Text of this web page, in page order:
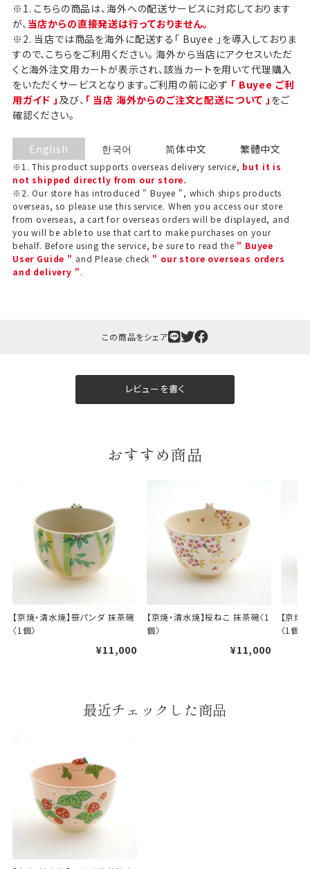
当店でギフト対応の商品をご購入いただきますと、熨
斗（のし）掛け・ギフト包装・手提げ袋を無料サービス
包装紙について
B.婚礼や出産、長寿祝などに使用する包装紙です。
A
B
婚礼や出産などのギフト
のし・包装体裁により、紐（ひも）掛けしない場合が
あります。
天掛け包装について
手提袋はお付けできません。
※1. こちらの商品は、海外への配送サービスに対応しております
が、 当店からの直接発送は行っておりません。
※2. 当店では商品を海外に配送する「 Buyee 」を導入しておりま
すので、こちらをご利用ください。 海外から当店にアクセスいただ
くと海外注文用カートが表示され、該当カートを用いて代理購入
をいただくサービスとなります。ご利用の前に必ず 「 Buyee ご利
用ガイド 」 及び、 「 当店 海外からのご注文と配送について 」 をご
確認ください。
English
※1. This product supports overseas delivery service, but it is
not shipped directly from our store.
※2. Our store has introduced " Buyee ", which ships products
overseas, so please use this service. When you access our store
from overseas, a cart for overseas orders will be displayed, and
you will be able to use that cart to make purchases on your
behalf. Before using the service, be sure to read the " Buyee
User Guide " and Please check " our store overseas orders
and delivery ".
한국어 简体中文 繁體中文
この商品をシェア
レビューを書く
おすすめ商品
【京焼・清水焼】笹パンダ 抹茶碗
〈1個〉
¥11,000
【京焼・清水焼】桜ねこ 抹茶碗〈1
個〉
¥11,000
【京焼
〈1個〉
最近チェックした商品